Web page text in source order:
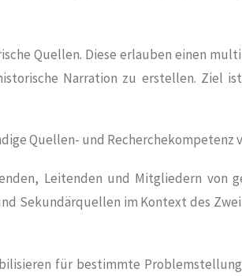
Quellen. Diese erlauben einen
Narration zu erstellen. Ziel
Quellen- und Recherchekompetenz
Leitenden und Mitgliedern von
Sekundärquellen im Kontext des
für bestimmte